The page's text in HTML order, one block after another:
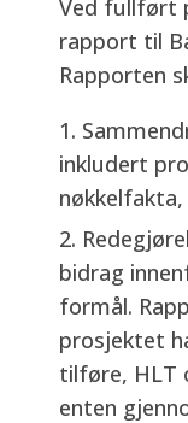
Ved fullført
rapport til
Rapporten
inkludert
bidrag
formål.
prosjektet
tilføre, HLT
enten